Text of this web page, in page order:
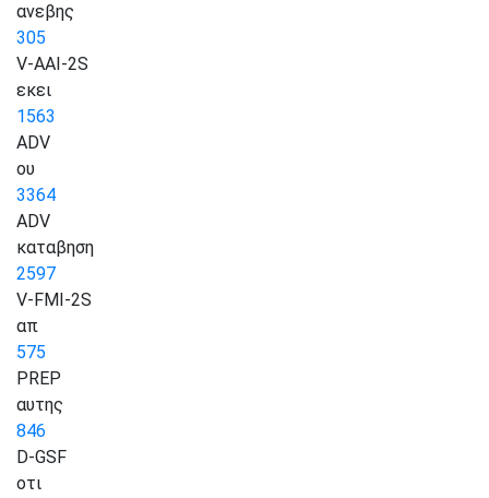
ανεβης
305
V-AAI-2S
εκει
1563
ADV
ου
3364
ADV
καταβηση
2597
V-FMI-2S
απ
575
PREP
αυτης
846
D-GSF
οτι